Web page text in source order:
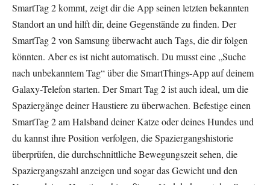
SmartTag 2 kommt, zeigt dir die App seinen letzten bekannten
Standort an und hilft dir, deine Gegenstände zu finden. Der
SmartTag 2 von Samsung überwacht auch Tags, die dir folgen
könnten. Aber es ist nicht automatisch. Du musst eine „Suche
nach unbekanntem Tag“ über die SmartThings-App auf deinem
Galaxy-Telefon starten. Der Smart Tag 2 ist auch ideal, um die
Spaziergänge deiner Haustiere zu überwachen. Befestige einen
SmartTag 2 am Halsband deiner Katze oder deines Hundes und
du kannst ihre Position verfolgen, die Spaziergangshistorie
überprüfen, die durchschnittliche Bewegungszeit sehen, die
Spaziergangszahl anzeigen und sogar das Gewicht und den